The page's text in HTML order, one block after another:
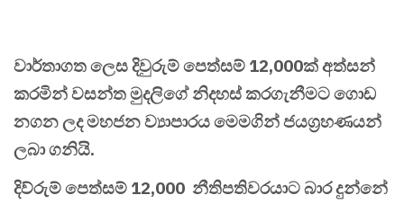
වාර්තාගත ලෙස දිවුරුම් පෙත්සම් 12,000ක් අත්සන්
කරමින් වසන්ත මුදලිගේ නිදහස් කරගැනීමට ගොඩ
නගන ලද මහජන ව්‍යාපාරය මෙමගින් ජයග්‍රහණයන්
ලබා ගනියි.
දිව්රුම් පෙත්සම් 12,000 නීතිපතිවරයාට බාර දුන්නේ